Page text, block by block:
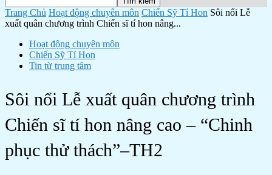
Trang Chủ Hoạt động chuyên môn Chiến Sỹ Tí Hon Sôi nổi Lễ
xuất quân chương trình Chiến sĩ tí hon nâng...
Hoạt động chuyên môn
Chiến Sỹ Tí Hon
Tin từ trung tâm
Sôi nổi Lễ xuất quân chương trình
Chiến sĩ tí hon nâng cao – “Chinh
phục thử thách”–TH2